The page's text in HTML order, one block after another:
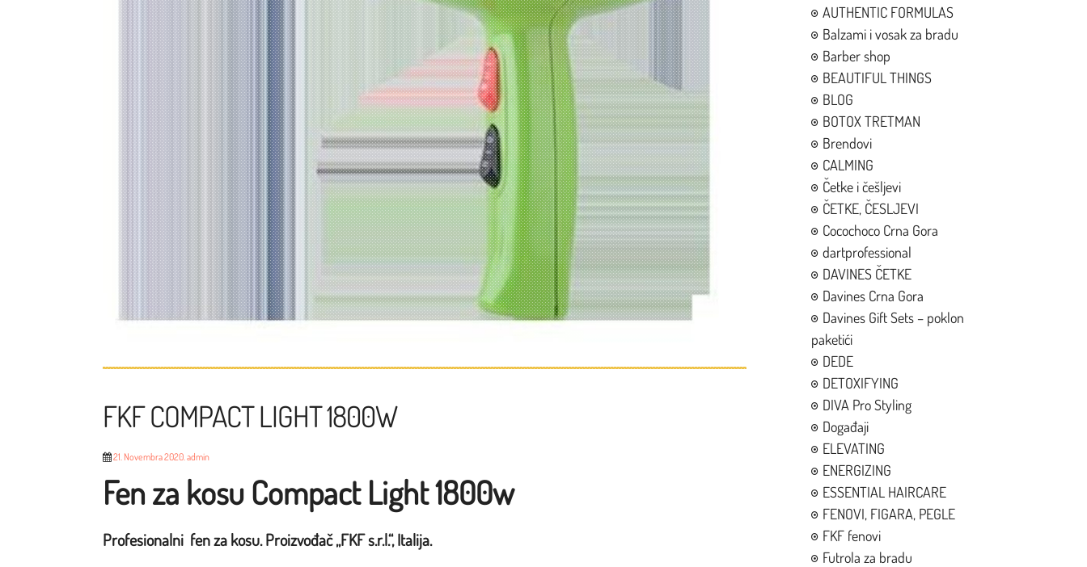
FKF COMPACT LIGHT 1800W
21. Novembra 2020.admin
Fen za kosu Compact Light 1800w
Profesionalni fen za kosu. Proizvođač „FKF s.r.l.“, Italija.
AUTHENTIC FORMULAS
Balzami i vosak za bradu
Barber shop
BEAUTIFUL THINGS
BLOG
BOTOX TRETMAN
Brendovi
CALMING
Četke i češljevi
ČETKE, ČESLJEVI
Cocochoco Crna Gora
dartprofessional
DAVINES ČETKE
Davines Crna Gora
Davines Gift Sets – poklon
paketići
DEDE
DETOXIFYING
DIVA Pro Styling
Događaji
ELEVATING
ENERGIZING
ESSENTIAL HAIRCARE
FENOVI, FIGARA, PEGLE
FKF fenovi
Futrola za bradu